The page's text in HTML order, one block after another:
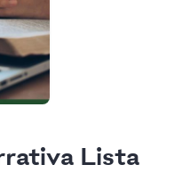
Lista